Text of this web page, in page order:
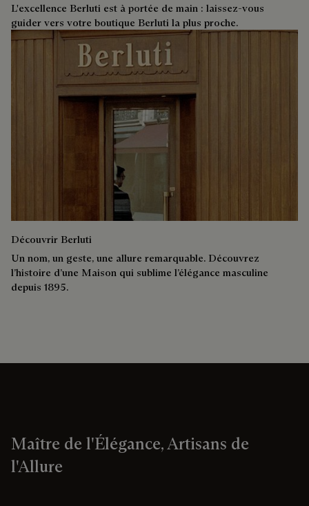
L'excellence Berluti est à portée de main : laissez-vous
guider vers votre boutique Berluti la plus proche.
Découvrir Berluti
Un nom, un geste, une allure remarquable. Découvrez
l’histoire d’une Maison qui sublime l’élégance masculine
depuis 1895.
Maître de l'Élégance, Artisans de
l'Allure